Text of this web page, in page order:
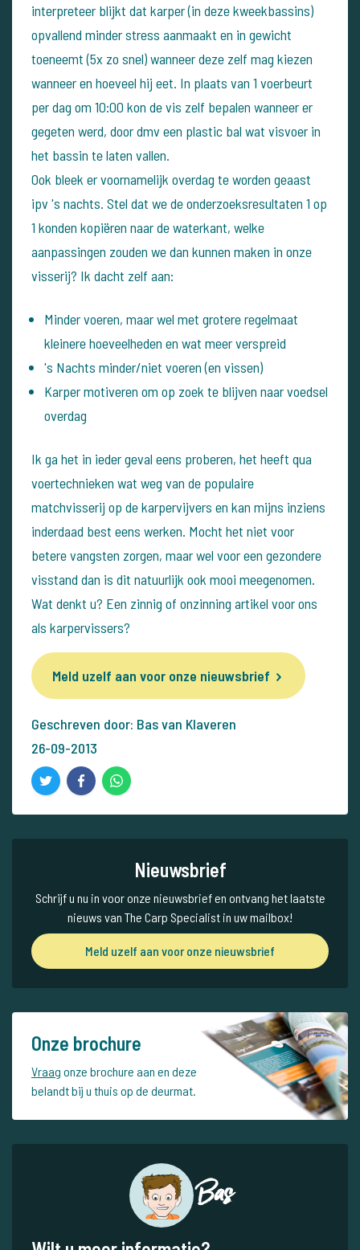
interpreteer blijkt dat karper (in deze kweekbassins)
opvallend minder stress aanmaakt en in gewicht
toeneemt (5x zo snel) wanneer deze zelf mag kiezen
wanneer en hoeveel hij eet. In plaats van 1 voerbeurt
per dag om 10:00 kon de vis zelf bepalen wanneer er
gegeten werd, door dmv een plastic bal wat visvoer in
het bassin te laten vallen.
Ook bleek er voornamelijk overdag te worden geaast
ipv 's nachts. Stel dat we de onderzoeksresultaten 1 op
1 konden kopiëren naar de waterkant, welke
aanpassingen zouden we dan kunnen maken in onze
visserij? Ik dacht zelf aan:
Minder voeren, maar wel met grotere regelmaat
kleinere hoeveelheden en wat meer verspreid
's Nachts minder/niet voeren (en vissen)
Karper motiveren om op zoek te blijven naar voedsel
overdag
Ik ga het in ieder geval eens proberen, het heeft qua
voertechnieken wat weg van de populaire
matchvisserij op de karpervijvers en kan mijns inziens
inderdaad best eens werken. Mocht het niet voor
betere vangsten zorgen, maar wel voor een gezondere
visstand dan is dit natuurlijk ook mooi meegenomen.
Wat denkt u? Een zinnig of onzinning artikel voor ons
als karpervissers?
Meld uzelf aan voor onze nieuwsbrief
Geschreven door: Bas van Klaveren
26-09-2013
Nieuwsbrief
Schrijf u nu in voor onze nieuwsbrief en ontvang het laatste
nieuws van The Carp Specialist in uw mailbox!
Meld uzelf aan voor onze nieuwsbrief
Onze brochure
Vraag onze brochure aan en deze
belandt bij u thuis op de deurmat.
Bas